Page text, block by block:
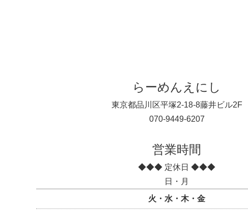
らーめんえにし
東京都品川区平塚2-18-8藤井ビル2F
070-9449-6207
営業時間
◆◆◆ 定休日 ◆◆◆
日・月
火・水・木・金